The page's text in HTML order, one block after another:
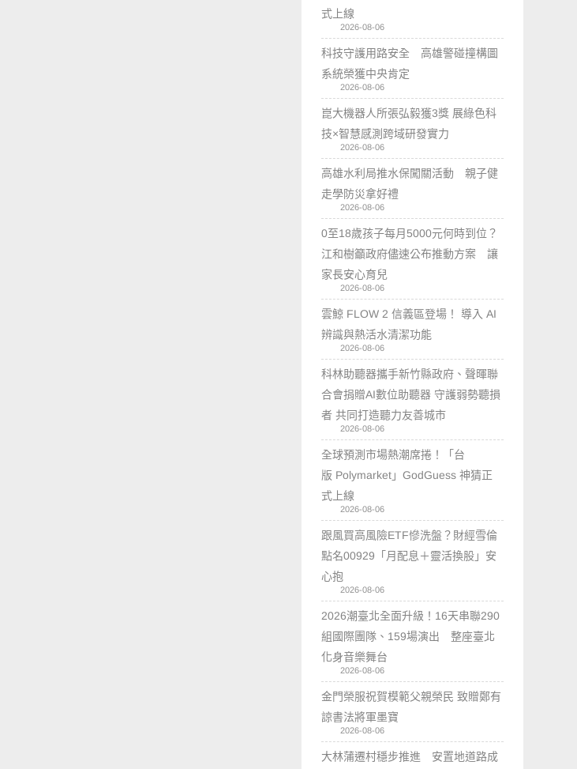
式上線
2026-08-06
科技守護用路安全 高雄警碰撞構圖
系統榮獲中央肯定
2026-08-06
崑大機器人所張弘毅獲3獎 展綠色科
技×智慧感測跨域研發實力
2026-08-06
高雄水利局推水保闖關活動 親子健
走學防災拿好禮
2026-08-06
0至18歲孩子每月5000元何時到位？
江和樹籲政府儘速公布推動方案 讓
家長安心育兒
2026-08-06
雲鯨 FLOW 2 信義區登場！ 導入 AI
辨識與熱活水清潔功能
2026-08-06
科林助聽器攜手新竹縣政府、聲暉聯
合會捐贈AI數位助聽器 守護弱勢聽損
者 共同打造聽力友善城市
2026-08-06
全球預測市場熱潮席捲！「台
版 Polymarket」GodGuess 神猜正
式上線
2026-08-06
跟風買高風險ETF慘洗盤？財經雪倫
點名00929「月配息＋靈活換股」安
心抱
2026-08-06
2026潮臺北全面升級！16天串聯290
組國際團隊、159場演出 整座臺北
化身音樂舞台
2026-08-06
金門榮服祝賀模範父親榮民 致贈鄭有
諒書法將軍墨寶
2026-08-06
大林蒲遷村穩步推進 安置地道路成